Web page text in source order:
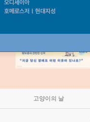
고양이의 날